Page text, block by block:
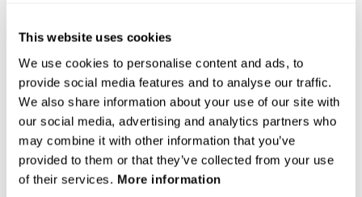
This website uses cookies
We use cookies to personalise content and ads, to
provide social media features and to analyse our traffic.
We also share information about your use of our site with
our social media, advertising and analytics partners who
may combine it with other information that you’ve
provided to them or that they’ve collected from your use
of their services. More information
investorrelations@blincvision.com
+ 46 70 332 32 62
OM TERRANET
TerraNet levererar en unik patenterad mjukvaruteknologi som
möjliggör intelligent maskin-till-maskin-kommunikation och
strömning av data, inklusive bandbreddskrävande HD-media,